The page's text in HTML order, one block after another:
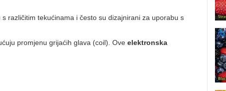
različitim tekućinama i često su dizajnirani za uporabu s
promjenu grijaćih glava (coil). Oveelektronska